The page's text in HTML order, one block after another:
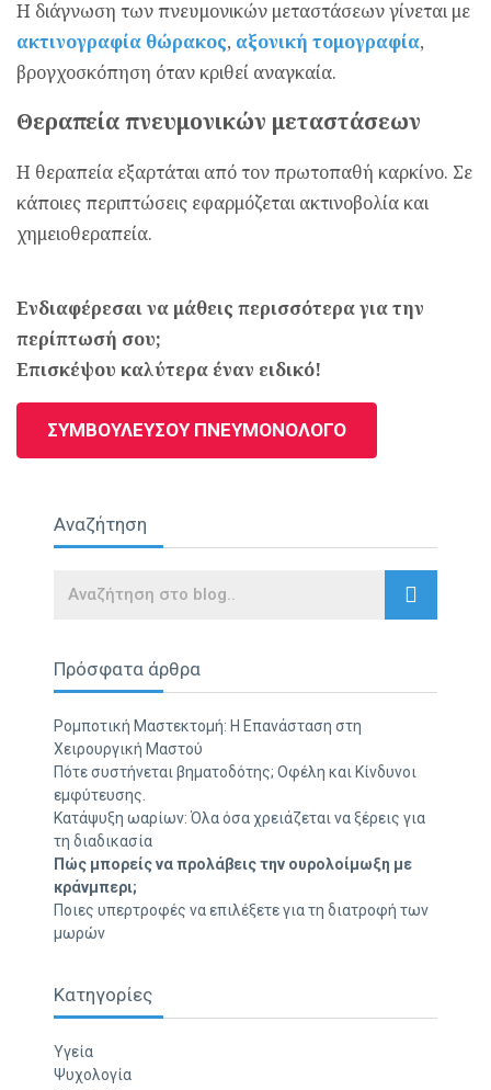
Η διάγνωση των πνευμονικών μεταστάσεων γίνεται με
ακτινογραφία θώρακος, αξονική τομογραφία,
βρογχοσκόπηση όταν κριθεί αναγκαία.
Θεραπεία πνευμονικών μεταστάσεων
Η θεραπεία εξαρτάται από τον πρωτοπαθή καρκίνο. Σε
κάποιες περιπτώσεις εφαρμόζεται ακτινοβολία και
χημειοθεραπεία.
Ενδιαφέρεσαι να μάθεις περισσότερα για την
περίπτωσή σου;
Επισκέψου καλύτερα έναν ειδικό!
ΣΥΜΒΟΥΛΕΥΣΟΥ ΠΝΕΥΜΟΝΟΛΟΓΟ
Αναζήτηση
Search
Πρόσφατα άρθρα
Ρομποτική Μαστεκτομή: Η Επανάσταση στη
Χειρουργική Μαστού
Πότε συστήνεται βηματοδότης; Οφέλη και Κίνδυνοι
εμφύτευσης.
Κατάψυξη ωαρίων: Όλα όσα χρειάζεται να ξέρεις για
τη διαδικασία
Πώς μπορείς να προλάβεις την ουρολοίμωξη με
κράνμπερι;
Ποιες υπερτροφές να επιλέξετε για τη διατροφή των
μωρών
Κατηγορίες
Υγεία
Ψυχολογία